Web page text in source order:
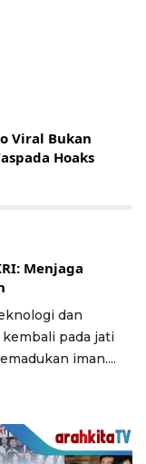
Viral Bukan
Hoaks
Menjaga
dan
pada jati
iman....